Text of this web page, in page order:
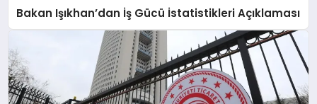
Bakan Işıkhan’dan İş Gücü İstatistikleri Açıklaması